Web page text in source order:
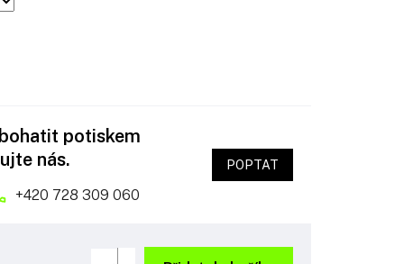
potiskem
nás.
+420 728 309 060
POPTAT